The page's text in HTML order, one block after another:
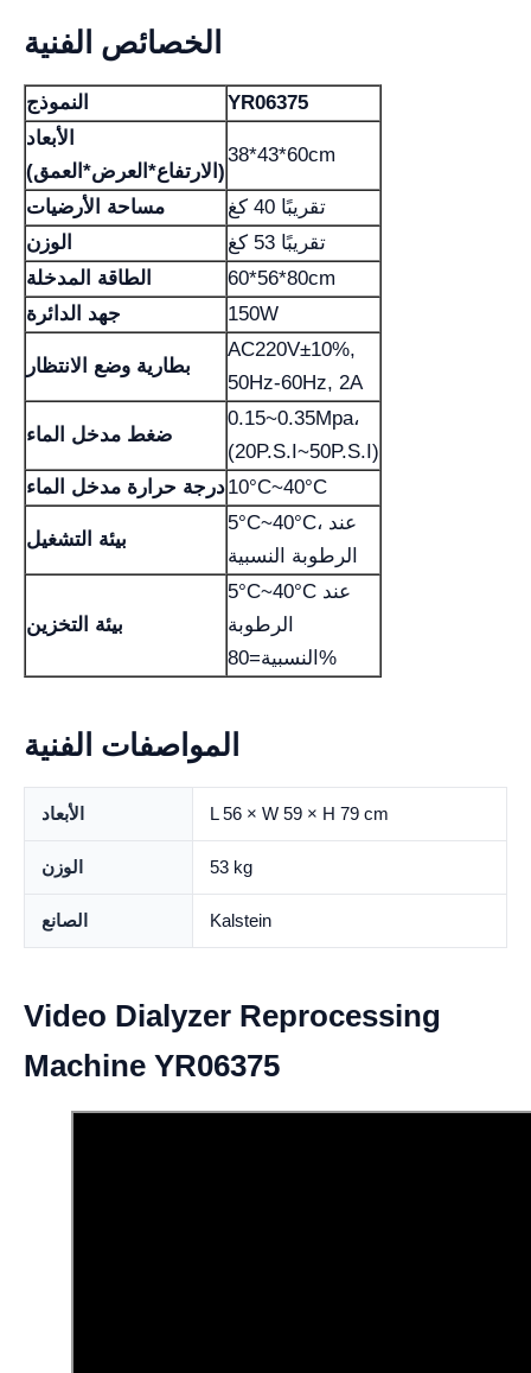
الخصائص الفنية
النموذج
YR06375
الأبعاد
(الارتفاع*العرض*العمق)
38*43*60cm
مساحة الأرضيات
تقريبًا 40 كغ
الوزن
تقريبًا 53 كغ
الطاقة المدخلة
60*56*80cm
جهد الدائرة
150W
بطارية وضع الانتظار
AC220V±10%,
50Hz-60Hz, 2A
ضغط مدخل الماء
0.15~0.35Mpa،
(20P.S.I~50P.S.I)
درجة حرارة مدخل الماء10°C~40°C
بيئة التشغيل
5°C~40°C، عند
الرطوبة النسبية
بيئة التخزين
5°C~40°C عند
الرطوبة
النسبية=80%
المواصفات الفنية
الأبعاد L 56 × W 59 × H 79 cm
الوزن 53 kg
الصانع Kalstein
Video Dialyzer Reprocessing
Machine YR06375